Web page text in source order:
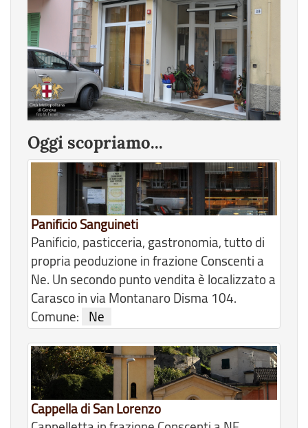
Oggi scopriamo...
Panificio Sanguineti
Panificio, pasticceria, gastronomia, tutto di
propria peoduzione in frazione Conscenti a
Ne. Un secondo punto vendita è localizzato a
Carasco in via Montanaro Disma 104.
Comune:
Ne
Cappella di San Lorenzo